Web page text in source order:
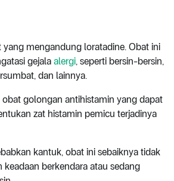
yang mengandung loratadine. Obat ini
gejala alergi, seperti bersin-bersin,
dan lainnya.
golongan antihistamin yang dapat
zat histamin pemicu terjadinya
kantuk, obat ini sebaiknya tidak
keadaan berkendara atau sedang